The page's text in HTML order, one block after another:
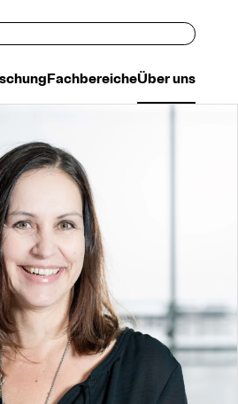
FachbereicheÜber uns
Suchen